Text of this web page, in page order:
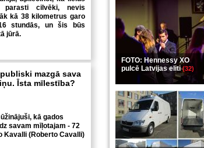
FOTO: Hennessy XO
pulcē Latvijas eliti(32)
cilvēki, nevis
kā 38 kilometrus garo
stundās, un šis būs
jūrā.
mazgā sava
Īsta mīlestība?
kā gados
savam mīļotajam - 72
Kavalli (Roberto Cavalli)